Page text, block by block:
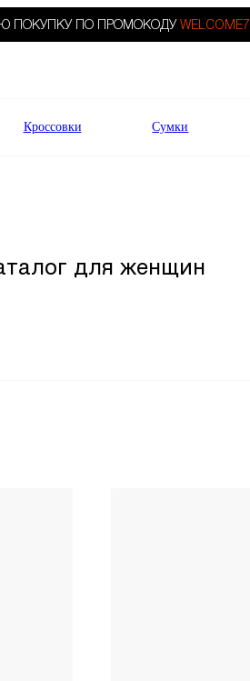
ПОКУПКУ ПО ПРОМОКОДУ WELCOME7.
Кроссовки Сумки
для женщин